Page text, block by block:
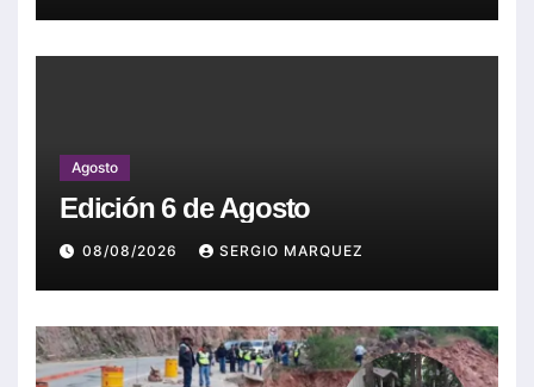
Agosto
Edición 6 de Agosto
08/08/2026 SERGIO MARQUEZ